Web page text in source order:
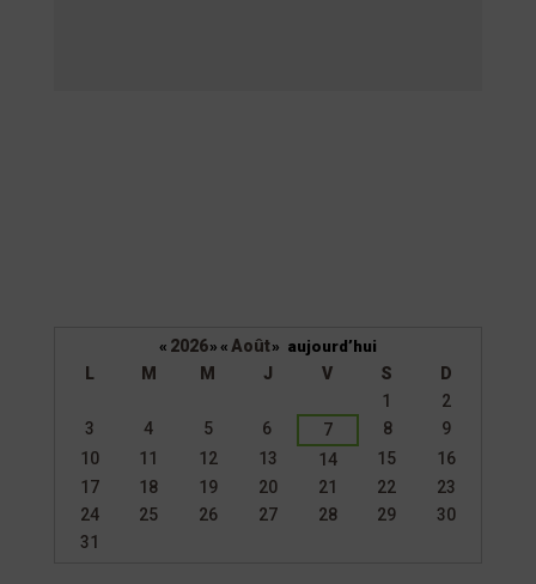
calendrier
d’évènements
« 2026» « Août» aujourd’hui
L M M J V S
D
1
2
3
4 5 6 7 8
9
10
11 12 13 14 15
16
17
18 19 20 21 22
23
24
25 26 27 28 29
30
31